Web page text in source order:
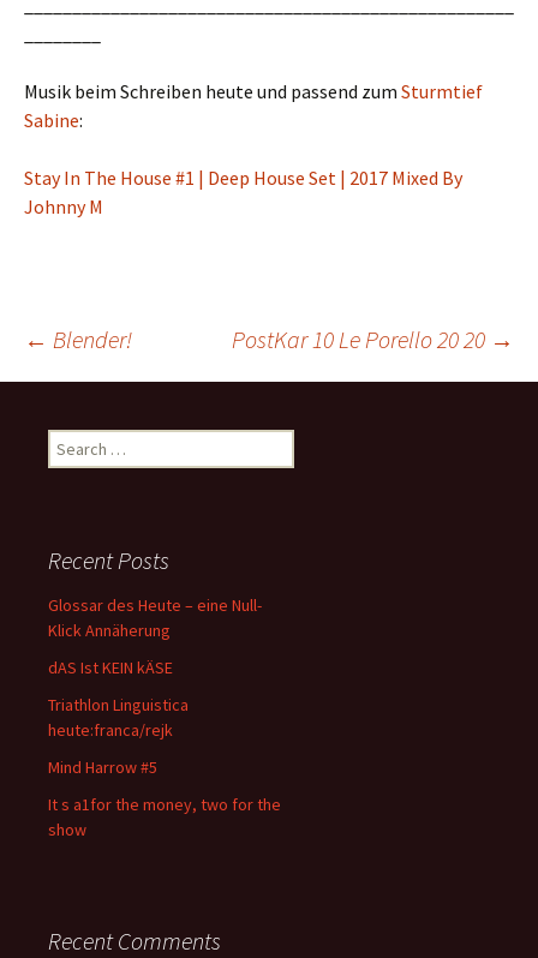
Musik beim Schreiben heute und passend zum Sturmtief
Sabine:
Stay In The House #1 | Deep House Set | 2017 Mixed By
Johnny M
Post
navigation
← Blender! PostKar 10 Le Porello 20 20 →
Search
for:
Recent Posts
Glossar des Heute – eine Null-
Klick Annäherung
dAS Ist KEIN kÄSE
Triathlon Linguistica
heute:franca/rejk
Mind Harrow #5
It s a1for the money, two for the
show
Recent Comments